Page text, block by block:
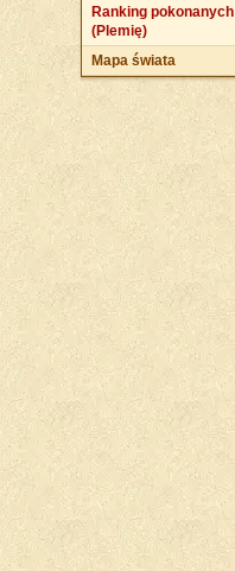
Ranking pokonanych
(Plemię)
Mapa świata